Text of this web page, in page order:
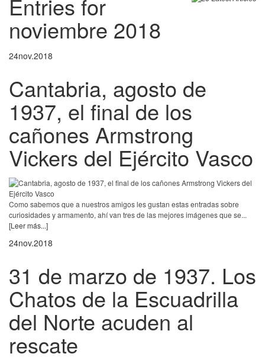
noviembre 2018
24nov.2018
Cantabria, agosto de
1937, el final de los
cañones Armstrong
Vickers del Ejército Vasco
Como sabemos que a nuestros amigos les gustan estas entradas sobre
curiosidades y armamento, ahí van tres de las mejores imágenes que se...
[Leer más...]
24nov.2018
31 de marzo de 1937. Los
Chatos de la Escuadrilla
del Norte acuden al
rescate